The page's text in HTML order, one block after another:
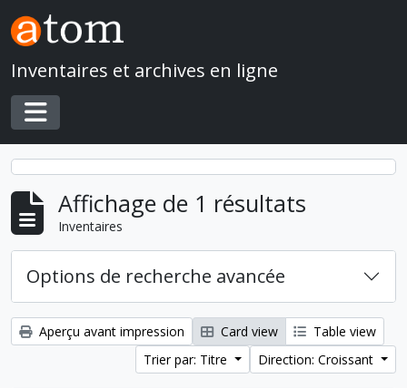
Skip to main content
Inventaires et archives en ligne
Toggle navigation
Affichage de 1 résultats
Inventaires
Options de recherche avancée
Aperçu avant impression Card view
Table view
Trier par: Titre
Direction: Croissant